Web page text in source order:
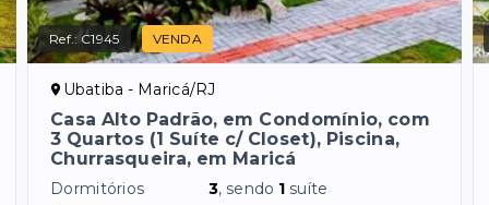
Ref.: C1945 VENDA
Ubatiba - Maricá/RJ
Casa Alto Padrão, em Condomínio, com
3 Quartos (1 Suíte c/ Closet), Piscina,
Churrasqueira, em Maricá
Dormitórios 3, sendo 1 suíte